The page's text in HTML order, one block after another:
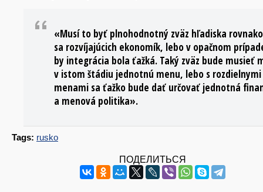
«Musí to byť plnohodnotný zväz hľadiska rovnako
sa rozvíjajúcich ekonomík, lebo v opačnom
by integrácia bola ťažká. Taký zväz bude musieť
v istom štádiu jednotnú menu, lebo s rozdielnymi
menami sa ťažko bude dať určovať jednotná
a menová politika».
Tags: rusko
ПОДЕЛИТЬСЯ